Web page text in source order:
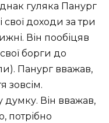
гуляка Панург
доходи за три
Він пообіцяв
борги до
Панург вважав,
зовсім.
думку. Він вважав,
потрібно